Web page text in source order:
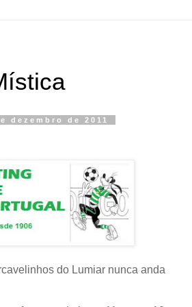
dezembro de 2011
do Lumiar nunca anda